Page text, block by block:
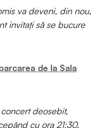
va deveni, din nou,
invitați să se bucure
de la Sala
deosebit,
cu ora 21:30,